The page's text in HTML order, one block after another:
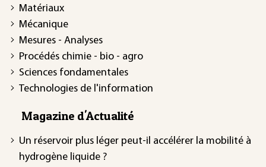
Matériaux
Mécanique
Mesures - Analyses
Procédés chimie - bio - agro
Sciences fondamentales
Technologies de l'information
Magazine d'Actualité
Un réservoir plus léger peut-il accélérer la mobilité à
hydrogène liquide ?